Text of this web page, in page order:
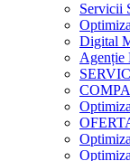
Servicii
Digital
Agenție